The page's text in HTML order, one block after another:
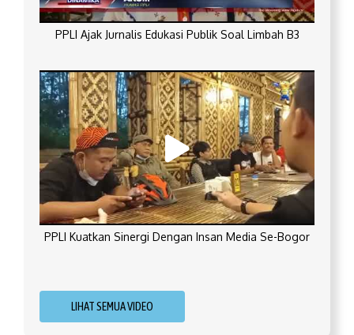
PPLI Ajak Jurnalis Edukasi Publik Soal Limbah B3
PPLI Kuatkan Sinergi Dengan Insan Media Se-Bogor
LIHAT SEMUA VIDEO